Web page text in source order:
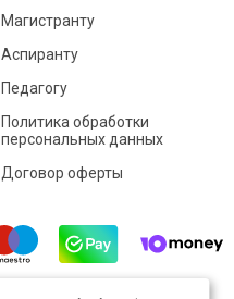
Магистранту
Аспиранту
Педагогу
Политика обработки
персональных данных
Договор оферты